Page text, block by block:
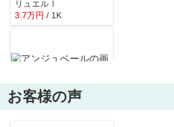
掛川西中学校
リュエルⅠ
3.7万円 / 1K
アンジュベール
お客様の声